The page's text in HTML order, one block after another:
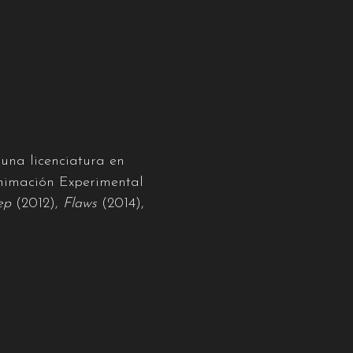
licenciatura en
Experimental
(2012), Flaws (2014),